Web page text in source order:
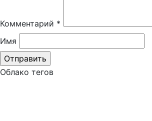
Комментарий *
Имя
Облако тегов